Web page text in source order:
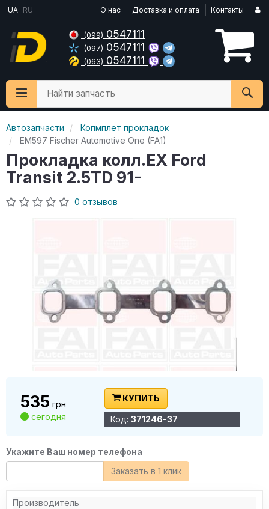
UA RU О нас Доставка и оплата Контакты
(099) 0547111
(097) 0547111
(063) 0547111
Найти запчасть
Автозапчасти
Копмплет прокладок
EM597 Fischer Automotive One (FA1)
Прокладка колл.EX Ford
Transit 2.5TD 91-
0 отзывов
535 грн
сегодня
КУПИТЬ
Код: 371246-37
Укажите Ваш номер телефона
Заказать в 1 клик
Производитель